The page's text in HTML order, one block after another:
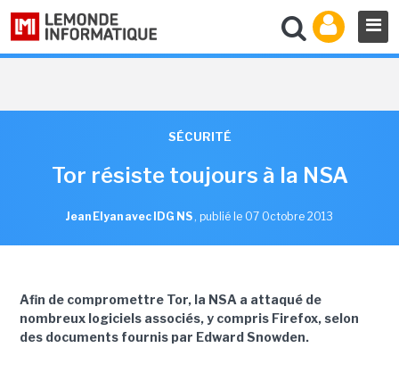
SÉCURITÉ
Tor résiste toujours à la NSA
Jean Elyan avec IDG NS , publié le 07 Octobre 2013
Afin de compromettre Tor, la NSA a attaqué de
nombreux logiciels associés, y compris Firefox, selon
des documents fournis par Edward Snowden.